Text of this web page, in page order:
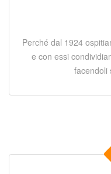
Perché dal 1924
e con essi
facendoli